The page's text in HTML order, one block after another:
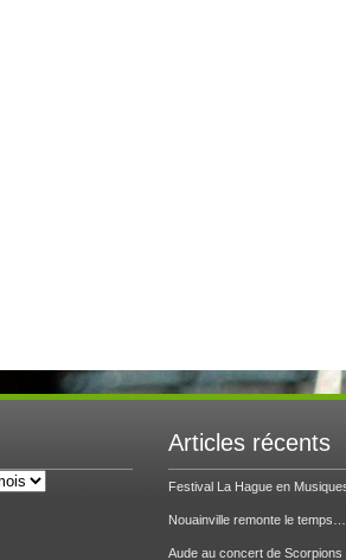
Articles récents
Festival La Hague en
Nouainville remonte le temps…
Aude au concert de Scorpions